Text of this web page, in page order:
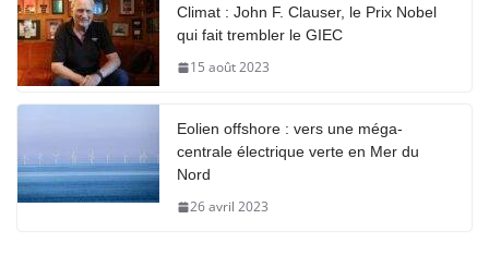
Climat : John F. Clauser, le Prix Nobel
qui fait trembler le GIEC
15 août 2023
Eolien offshore : vers une méga-
centrale électrique verte en Mer du
Nord
26 avril 2023